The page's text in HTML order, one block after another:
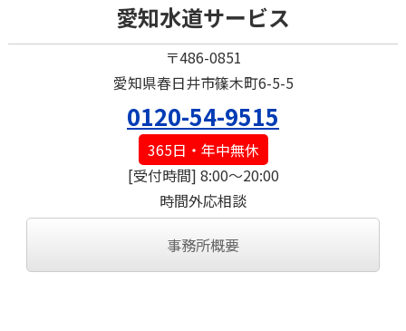
愛知水道サービス
〒486-0851
愛知県春日井市篠木町6-5-5
0120-54-9515
365日・年中無休
[受付時間] 8:00～20:00
時間外応相談
事務所概要